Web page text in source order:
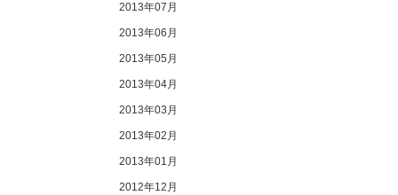
2013年07月
2013年06月
2013年05月
2013年04月
2013年03月
2013年02月
2013年01月
2012年12月